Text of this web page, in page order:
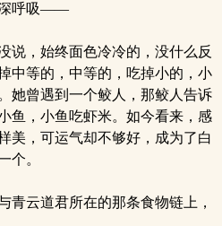
呼吸——
说，始终面色冷冷的，没什么反
中等的，中等的，吃掉小的，小
她曾遇到一个鲛人，那鲛人告诉
鱼，小鱼吃虾米。如今看来，感
美，可运气却不够好，成为了白
个。
云道君所在的那条食物链上，